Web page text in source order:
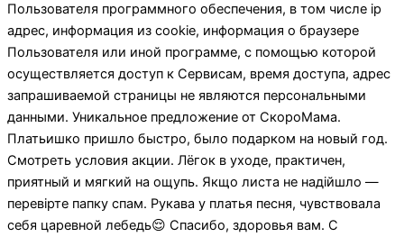
Пользователя программного обеспечения, в том числе ip
адрес, информация из cookie, информация о браузере
Пользователя или иной программе, с помощью которой
осуществляется доступ к Сервисам, время доступа, адрес
запрашиваемой страницы не являются персональными
данными. Уникальное предложение от СкороМама.
Платьишко пришло быстро, было подарком на новый год.
Смотреть условия акции. Лёгок в уходе, практичен,
приятный и мягкий на ощупь. Якщо листа не надійшло —
перевірте папку спам. Рукава у платья песня, чувствовала
себя царевной лебедь😌 Спасибо, здоровья вам. С